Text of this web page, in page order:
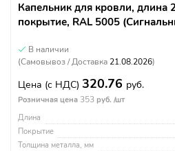
Капельник для кровли, длина
покрытие, RAL 5005
В наличии
(Самовывоз / Доставка 21.08.2026)
Цена (с НДС) 320.76 руб.
Розничная цена 353 руб. /шт
Длина
Покрытие
Толщина металла, мм